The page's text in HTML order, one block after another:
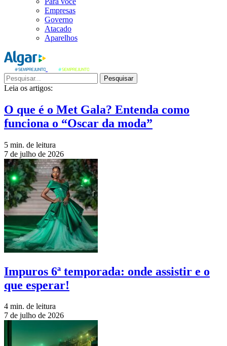
Empresas
Governo
Atacado
Aparelhos
Pesquisar
Leia os artigos:
O que é o Met Gala? Entenda como
funciona o “Oscar da moda”
5 min. de leitura
7 de julho de 2026
Impuros 6ª temporada: onde assistir e o
que esperar!
4 min. de leitura
7 de julho de 2026